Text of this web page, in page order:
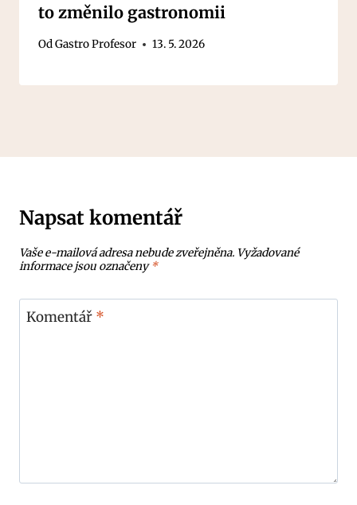
to změnilo gastronomii
OdGastro Profesor 13. 5. 2026
Napsat komentář
Vaše e-mailová adresa nebude zveřejněna. Vyžadované
informace jsou označeny*
Komentář *